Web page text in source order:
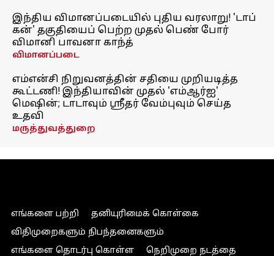
இந்திய விமானப்படையில் புதிய வரலாறு! 'டாப்
கன்' தகுதியைப் பெற்ற முதல் பெண் போர்
விமானி பாவனா காந்த்
விமானப்படை
எம்என்சி நிறுவனத்தின் சதியை முறியடித்த
கூட்டணி! இந்தியாவின் முதல் 'எம்ஆர்ஐ'
மெஷின்; டாடாவும் ஸ்ரீதர் வேம்புவும் செய்த
உதவி
மருத்துவத்துறை
எங்களை பற்றி
தனியுரிமைக் கொள்கை
விதிமுறைகளும் நிபந்தனைகளும்
எங்களை தொடர்பு கொள்ள
நெறிமுறை நடத்தை